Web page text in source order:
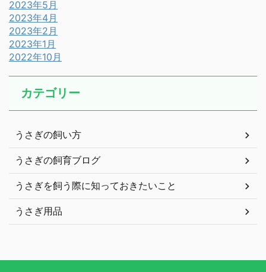
2023年5月
2023年4月
2023年2月
2023年1月
2022年10月
カテゴリー
うさぎの飼い方
うさぎの飼育ブログ
うさぎを飼う際に知っておきたいこと
うさぎ用品